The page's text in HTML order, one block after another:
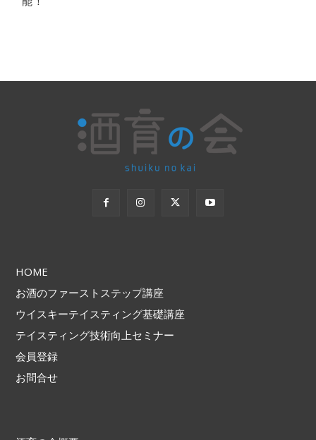
HOME
お酒のファーストステップ講座
ウイスキーテイスティング基礎講座
テイスティング技術向上セミナー
会員登録
お問合せ